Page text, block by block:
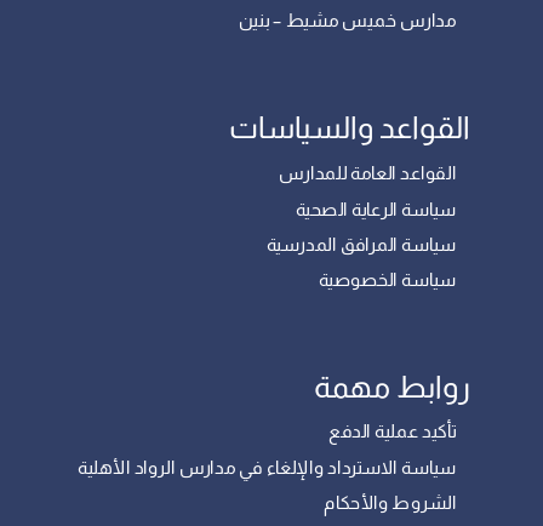
مدارس خميس مشيط – بنين
القواعد والسياسات
القواعد العامة للمدارس
سياسة الرعاية الصحية
سياسة المرافق المدرسية
سياسة الخصوصية
روابط مهمة
تأكيد عملية الدفع
سياسة الاسترداد والإلغاء في مدارس الرواد الأهلية
الشروط والأحكام